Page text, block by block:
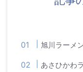
旭川ラーメ
あさひかわ